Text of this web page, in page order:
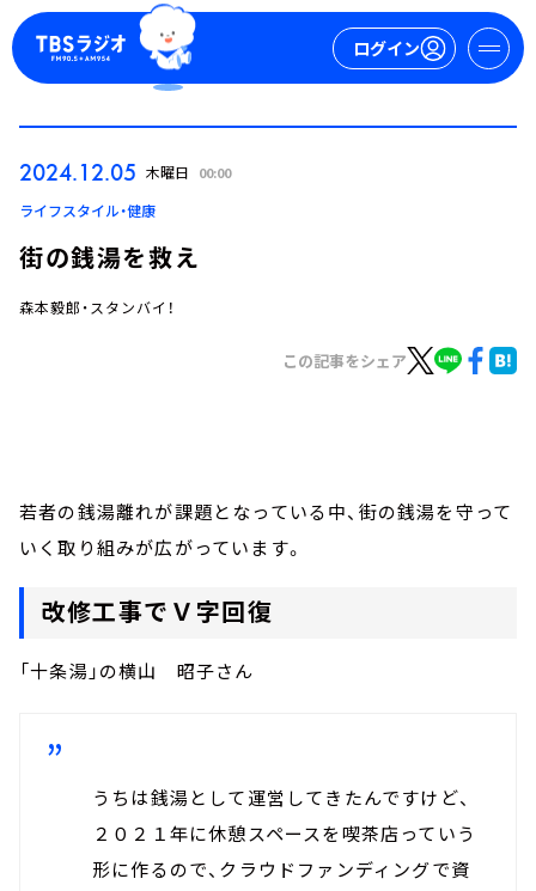
ログイン
ログイン
TBS Podcast
お知らせ
YouTube
会社情報
2024.12.05 木曜日 00:00
ライフスタイル・健康
街の銭湯を救え
森本毅郎・スタンバイ！
この記事をシェア
若者の銭湯離れが課題となっている中、街の銭湯を守って
いく取り組みが広がっています。
改修工事でＶ字回復
「十条湯」の横山 昭子さん
うちは銭湯として運営してきたんですけど、
２０２１年に休憩スペースを喫茶店っていう
形に作るので、クラウドファンディングで資